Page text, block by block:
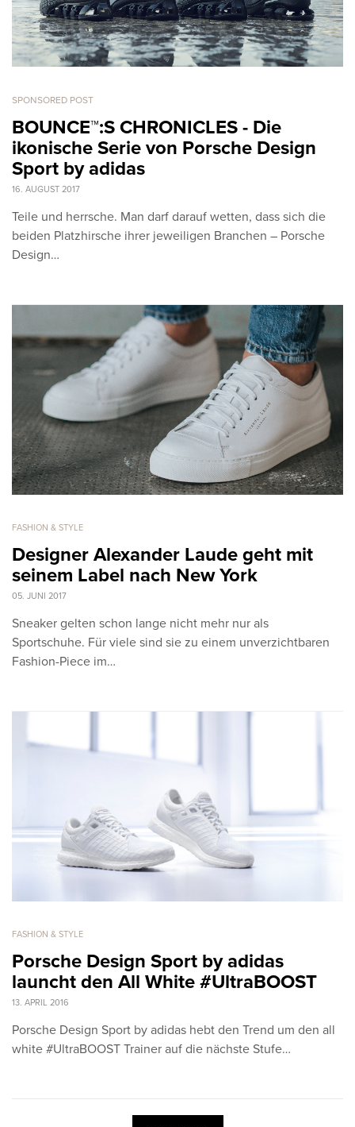
SPONSORED POST
BOUNCE™:S CHRONICLES - Die
ikonische Serie von Porsche Design
Sport by adidas
16. AUGUST 2017
Teile und herrsche. Man darf darauf wetten, dass sich die
beiden Platzhirsche ihrer jeweiligen Branchen – Porsche
Design…
FASHION & STYLE
Designer Alexander Laude geht mit
seinem Label nach New York
05. JUNI 2017
Sneaker gelten schon lange nicht mehr nur als
Sportschuhe. Für viele sind sie zu einem unverzichtbaren
Fashion-Piece im…
FASHION & STYLE
Porsche Design Sport by adidas
launcht den All White #UltraBOOST
13. APRIL 2016
Porsche Design Sport by adidas hebt den Trend um den all
white #UltraBOOST Trainer auf die nächste Stufe…